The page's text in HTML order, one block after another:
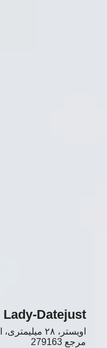
Lady-Datejust
اویستر، ۲۸ میلیمتری، اویستراستیل و طلای زرد
مرجع 279163